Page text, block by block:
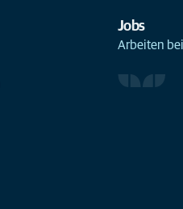
Jobs
Arbeiten